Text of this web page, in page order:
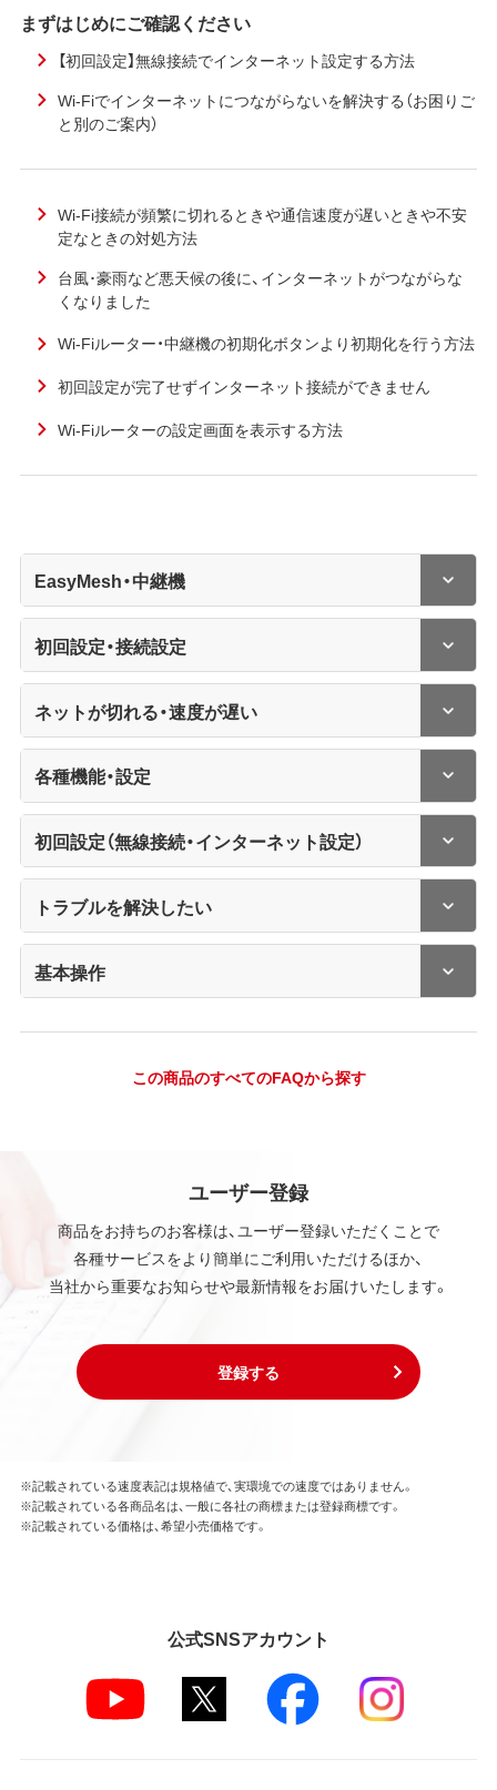
まずはじめにご確認ください
【初回設定】無線接続でインターネット設定する方法
Wi-Fiでインターネットにつながらないを解決する（お困りご
と別のご案内）
Wi-Fi接続が頻繁に切れるときや通信速度が遅いときや不安
定なときの対処方法
台風･豪雨など悪天候の後に、インターネットがつながらな
くなりました
Wi-Fiルーター・中継機の初期化ボタンより初期化を行う方法
初回設定が完了せずインターネット接続ができません
Wi-Fiルーターの設定画面を表示する方法
EasyMesh・中継機
初回設定・接続設定
ネットが切れる・速度が遅い
各種機能・設定
初回設定（無線接続・インターネット設定）
トラブルを解決したい
基本操作
この商品のすべてのFAQから探す
ユーザー登録
商品をお持ちのお客様は、ユーザー登録いただくことで
各種サービスをより簡単にご利用いただけるほか、
当社から重要なお知らせや最新情報をお届けいたします。
登録する
※記載されている速度表記は規格値で、実環境での速度ではありません。
※記載されている各商品名は、一般に各社の商標または登録商標です。
※記載されている価格は、希望小売価格です。
公式SNSアカウント